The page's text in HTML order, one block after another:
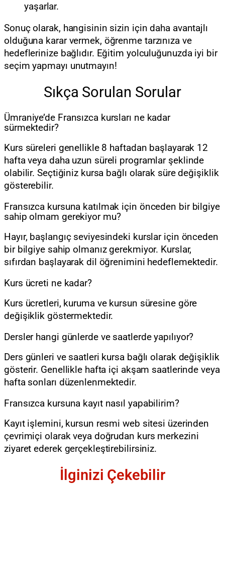
yaşarlar.
Sonuç olarak, hangisinin sizin için daha avantajlı
olduğuna karar vermek, öğrenme tarzınıza ve
hedeflerinize bağlıdır. Eğitim yolculuğunuzda iyi bir
seçim yapmayı unutmayın!
Sıkça Sorulan Sorular
Ümraniye’de Fransızca kursları ne kadar
sürmektedir?
Kurs süreleri genellikle 8 haftadan başlayarak 12
hafta veya daha uzun süreli programlar şeklinde
olabilir. Seçtiğiniz kursa bağlı olarak süre değişiklik
gösterebilir.
Fransızca kursuna katılmak için önceden bir bilgiye
sahip olmam gerekiyor mu?
Hayır, başlangıç seviyesindeki kurslar için önceden
bir bilgiye sahip olmanız gerekmiyor. Kurslar,
sıfırdan başlayarak dil öğrenimini hedeflemektedir.
Kurs ücreti ne kadar?
Kurs ücretleri, kuruma ve kursun süresine göre
değişiklik göstermektedir.
Dersler hangi günlerde ve saatlerde yapılıyor?
Ders günleri ve saatleri kursa bağlı olarak değişiklik
gösterir. Genellikle hafta içi akşam saatlerinde veya
hafta sonları düzenlenmektedir.
Fransızca kursuna kayıt nasıl yapabilirim?
Kayıt işlemini, kursun resmi web sitesi üzerinden
çevrimiçi olarak veya doğrudan kurs merkezini
ziyaret ederek gerçekleştirebilirsiniz.
İlginizi Çekebilir